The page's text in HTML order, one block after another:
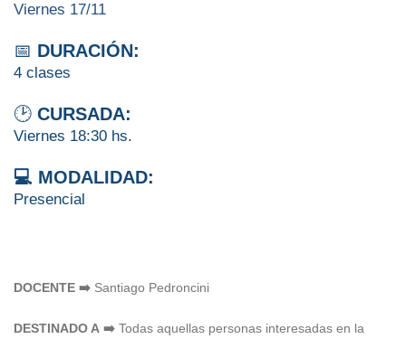
Viernes 17/11
📅 DURACIÓN:
4 clases
🕑 CURSADA:
Viernes 18:30 hs.
💻 MODALIDAD:
Presencial
DOCENTE ➡️ Santiago Pedroncini
DESTINADO A ➡️ Todas aquellas personas interesadas en la